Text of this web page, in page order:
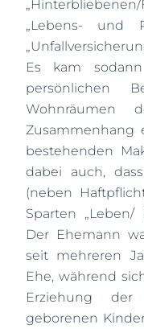
„Lebens- und
Es kam
persönlichen
Wohnräumen
Zusammenhang
bestehenden
dabei auch,
(neben
Sparten „Leben/
Der Ehemann
seit mehreren
Ehe, während
Erziehung
geborenen